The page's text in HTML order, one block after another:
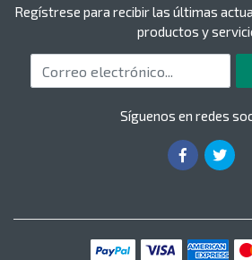
Regístrese para recibir las últimas
productos y
Correo electrónico
Síguenos en redes